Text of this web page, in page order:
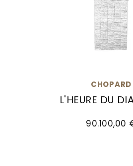
CHOPARD
L'HEURE DU
90.100,00